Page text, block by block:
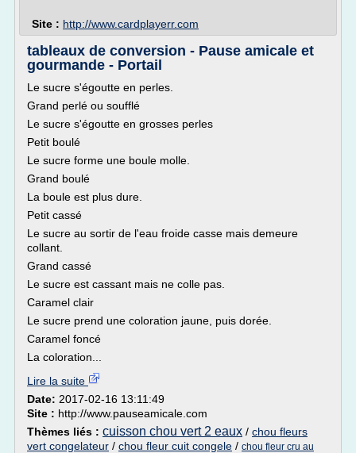
Site : http://www.cardplayerr.com
tableaux de conversion - Pause amicale et
gourmande - Portail
Le sucre s'égoutte en perles.
Grand perlé ou soufflé
Le sucre s'égoutte en grosses perles
Petit boulé
Le sucre forme une boule molle.
Grand boulé
La boule est plus dure.
Petit cassé
Le sucre au sortir de l'eau froide casse mais demeure
collant.
Grand cassé
Le sucre est cassant mais ne colle pas.
Caramel clair
Le sucre prend une coloration jaune, puis dorée.
Caramel foncé
La coloration...
Lire la suite
Date: 2017-02-16 13:11:49
Site : http://www.pauseamicale.com
Thèmes liés : cuisson chou vert 2 eaux / chou fleurs
vert congelateur / chou fleur cuit congele / chou fleur cru au